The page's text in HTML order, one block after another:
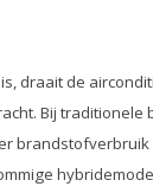
draait de
Bij traditionele
brandstofverbruik